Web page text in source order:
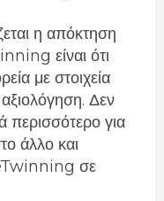
η απόκτηση
είναι ότι
με στοιχεία
αξιολόγηση. Δεν
περισσότερο για
άλλο και
σε